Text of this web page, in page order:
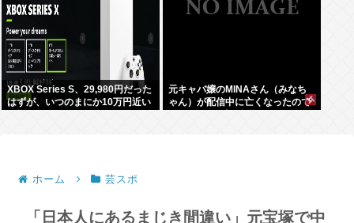
XBOX Series S、29,980円だった
はずが、いつのまにか10万円近い
元キャバ嬢のMINAさん（みなち
ゃん）が配信中に亡くなったので
ホーム 芸スポ
「日本人にあるまじき間違い」元宝塚で中